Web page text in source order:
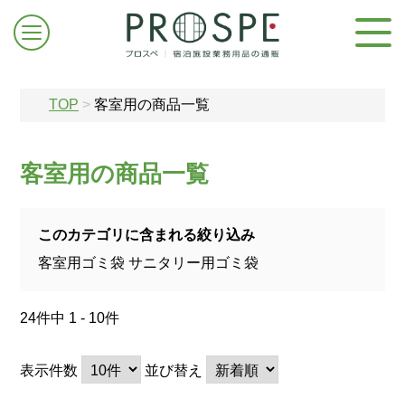
お問合せはこちら
TOP > 客室用の商品一覧
客室用の商品一覧
このカテゴリに含まれる絞り込み
客室用ゴミ袋 サニタリー用ゴミ袋
24件中 1 - 10件
表示件数 並び替え